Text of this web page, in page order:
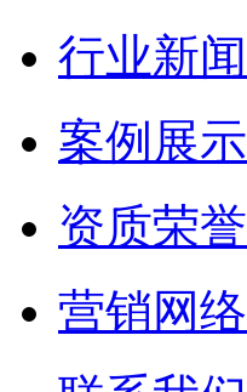
行业新闻
案例展示
资质荣誉
营销网络